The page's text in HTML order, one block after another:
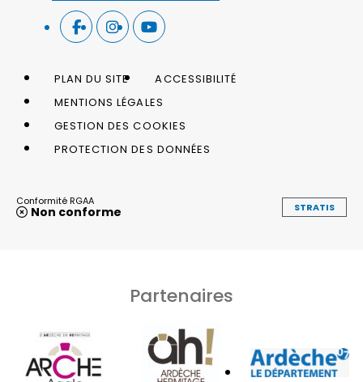
PLAN DU SITE
ACCESSIBILITÉ
MENTIONS LÉGALES
GESTION DES COOKIES
PROTECTION DES DONNÉES
Conformité RGAA
Non conforme STRATIS
Partenaires